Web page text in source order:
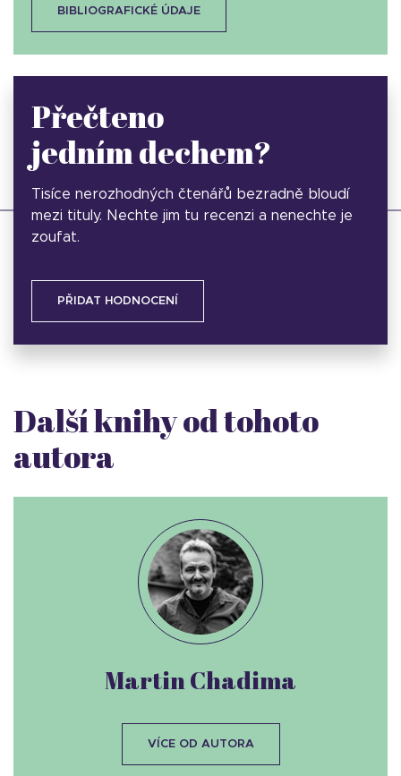
BIBLIOGRAFICKÉ ÚDAJE
Přečteno
jedním dechem?
Tisíce nerozhodných čtenářů bezradně bloudí
mezi tituly. Nechte jim tu recenzi a nenechte je
zoufat.
PŘIDAT HODNOCENÍ
Další knihy od tohoto
autora
Martin Chadima
VÍCE OD AUTORA